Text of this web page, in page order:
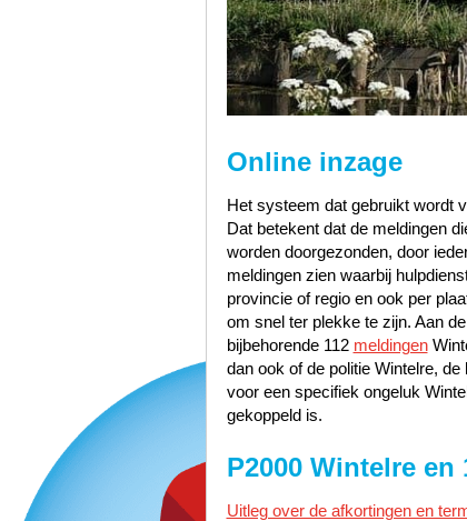
Online inzage
Het systeem dat gebruikt wordt
Dat betekent dat de meldingen
worden doorgezonden, door
meldingen zien waarbij
provincie of regio en ook per
om snel ter plekke te zijn. Aan
bijbehorende 112 meldingen
dan ook of de politie Wintelre,
voor een specifiek ongeluk
gekoppeld is.
P2000 Wintelre
Uitleg over de afkortingen en